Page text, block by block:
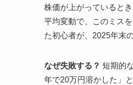
株価が上がっていると
平均変動で、このミス
た初心者が、2025年末
なぜ失敗する？ 短期的
年で20万円溶かした」